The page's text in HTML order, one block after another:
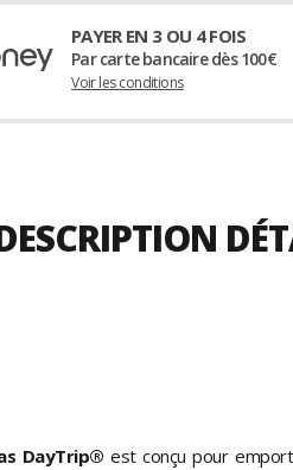
PAYER EN 3 OU 4 FOIS
Par carte bancaire dès 100€
Voir les conditions
DayTrip® est conçu pour